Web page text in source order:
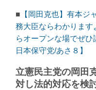
■ 【岡田克也】有本ジ
務大臣ならわかります
らオープンな場でぜ
日本保守党/あさ８】
立憲民主党の岡田
対し法的対応を検